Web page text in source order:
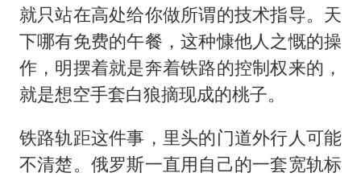
就只站在高处给你做所谓的技术指导。天
下哪有免费的午餐，这种慷他人之慨的操
作，明摆着就是奔着铁路的控制权来的，
就是想空手套白狼摘现成的桃子。
铁路轨距这件事，里头的门道外行人可能
不清楚。俄罗斯一直用自己的一套宽轨标